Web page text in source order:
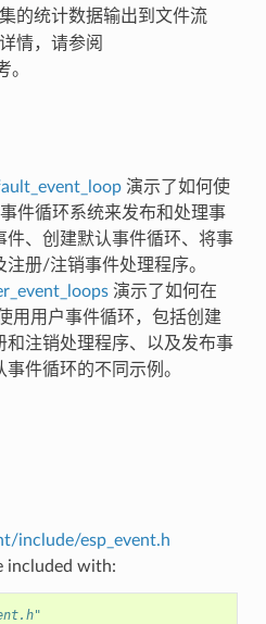
的统计数据输出到文件流
情，请参阅
。
演示了如何使
件循环系统来发布和处理事
件、创建默认事件循环、将事
册/注销事件处理程序。
演示了如何在
用用户事件循环，包括创建
和注销处理程序、以及发布事
件循环的不同示例。
include/esp_event.h
included with: